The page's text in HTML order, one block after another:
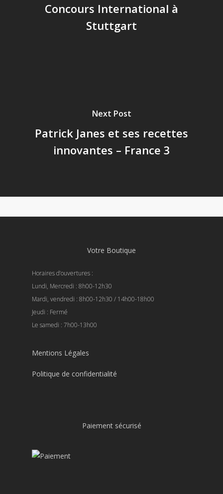
Concours International à
Stuttgart
Next Post
Patrick Janes et ses recettes
innovantes – France 3
Votre Boutique
Horaires d’ouvertures :
Lundi, Mercredi : 8h00-12h30
Mardi, vendredi : 8h00-12h30 / 14h00-18h00
Jeudi : Fermé
Le samedi : 7h00-13h00
Mentions Légales
Politique de confidentialité
Paiement sécurisé